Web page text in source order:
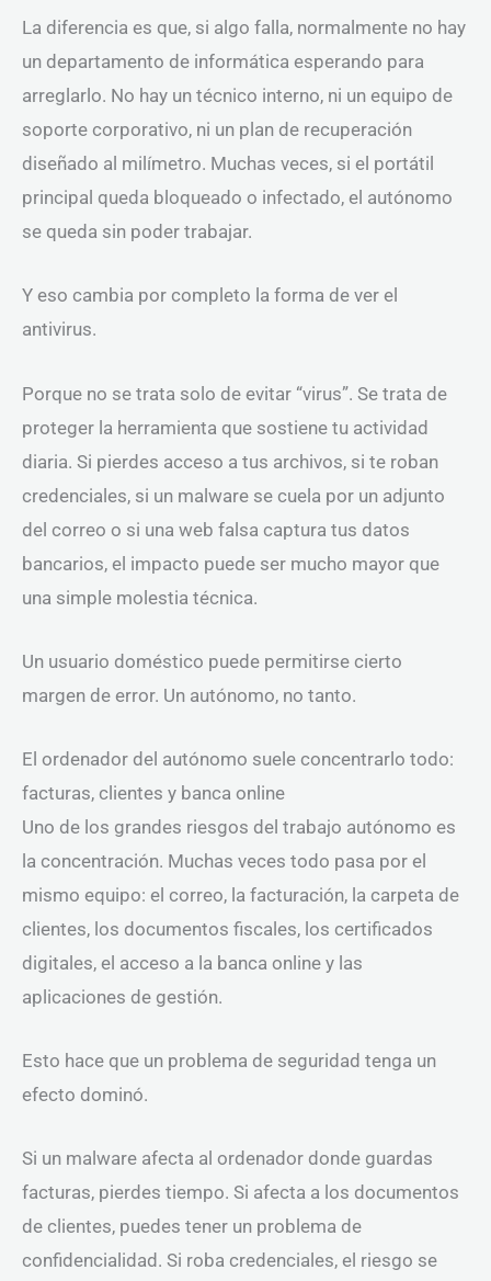
La diferencia es que, si algo falla, normalmente no hay
un departamento de informática esperando para
arreglarlo. No hay un técnico interno, ni un equipo de
soporte corporativo, ni un plan de recuperación
diseñado al milímetro. Muchas veces, si el portátil
principal queda bloqueado o infectado, el autónomo
se queda sin poder trabajar.
Y eso cambia por completo la forma de ver el
antivirus.
Porque no se trata solo de evitar “virus”. Se trata de
proteger la herramienta que sostiene tu actividad
diaria. Si pierdes acceso a tus archivos, si te roban
credenciales, si un malware se cuela por un adjunto
del correo o si una web falsa captura tus datos
bancarios, el impacto puede ser mucho mayor que
una simple molestia técnica.
Un usuario doméstico puede permitirse cierto
margen de error. Un autónomo, no tanto.
El ordenador del autónomo suele concentrarlo todo:
facturas, clientes y banca online
Uno de los grandes riesgos del trabajo autónomo es
la concentración. Muchas veces todo pasa por el
mismo equipo: el correo, la facturación, la carpeta de
clientes, los documentos fiscales, los certificados
digitales, el acceso a la banca online y las
aplicaciones de gestión.
Esto hace que un problema de seguridad tenga un
efecto dominó.
Si un malware afecta al ordenador donde guardas
facturas, pierdes tiempo. Si afecta a los documentos
de clientes, puedes tener un problema de
confidencialidad. Si roba credenciales, el riesgo se